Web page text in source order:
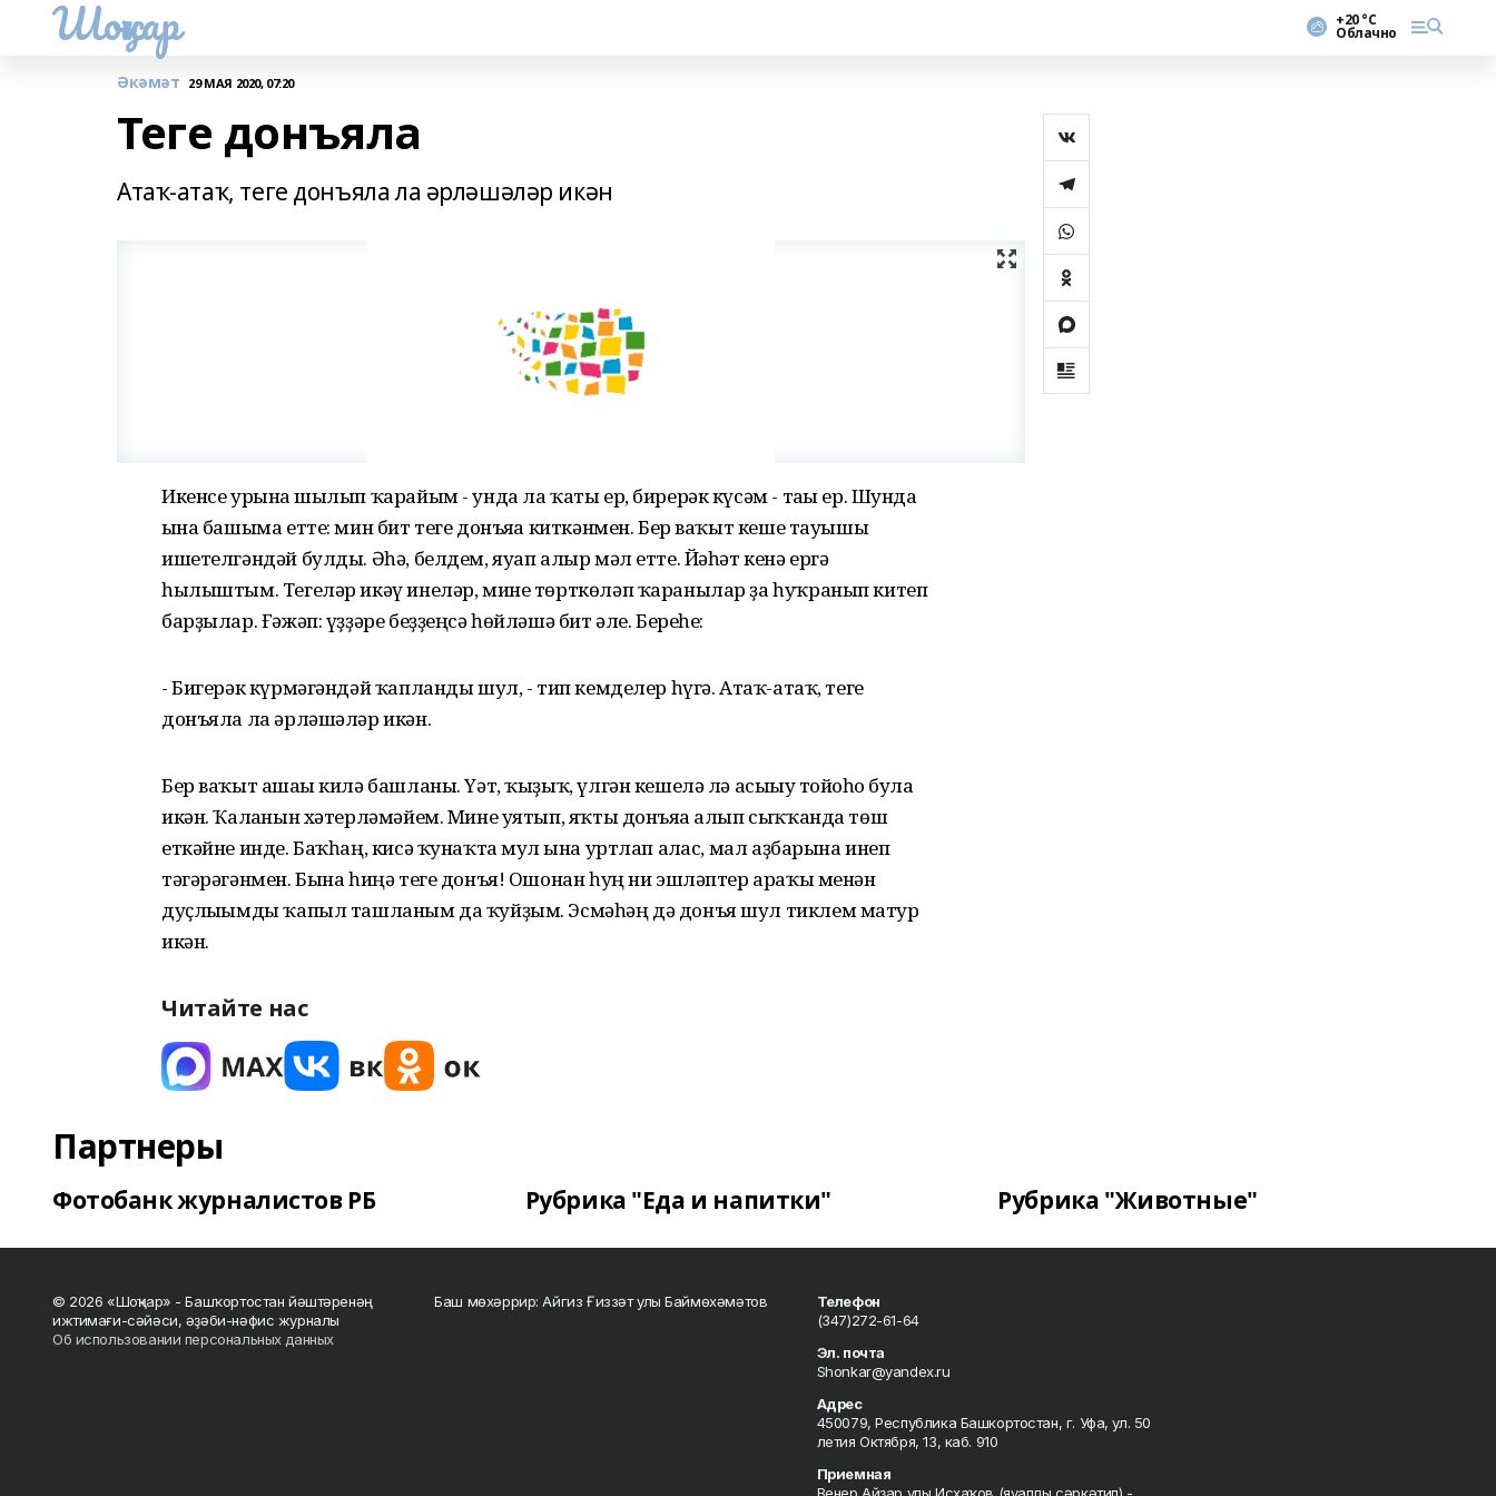
Шоңҡар +20 °С
Облачно
Әкәмәт 29 МАЯ 2020, 07:20
Теге донъяла
Атаҡ-атаҡ, теге донъяла ла әрләшәләр икән
Икенсе урынға шылып ҡарайым - унда ла ҡаты ер, бирерәк күсәм - тағы ер. Шунда
ғына башыма етте: мин бит теге донъяға киткәнмен. Бер ваҡыт кеше тауышы
ишетелгәндәй булды. Әһә, белдем, яуап алыр мәл етте. Йәһәт кенә ергә
һылыштым. Тегеләр икәү инеләр, мине төрткөләп ҡаранылар ҙа һуҡранып китеп
барҙылар. Ғәжәп: үҙҙәре беҙҙеңсә һөйләшә бит әле. Береһе:
- Бигерәк күрмәгәндәй ҡапланды шул, - тип кемделер һүгә. Атаҡ-атаҡ, теге
донъяла ла әрләшәләр икән.
Бер ваҡыт ашағы килә башланы. Үәт, ҡыҙыҡ, үлгән кешелә лә асығыу тойғоһо була
икән. Ҡалғанын хәтерләмәйем. Мине уятып, яҡты донъяға алып сыҡҡанда төш
еткәйне инде. Баҡһаң, кисә ҡунаҡта мул ғына уртлап алғас, мал аҙбарына инеп
тәгәрәгәнмен. Бына һиңә теге донъя! Ошонан һуң ни эшләптер араҡы менән
дуҫлығымды ҡапыл ташланым да ҡуйҙым. Эсмәһәң дә донъя шул тиклем матур
икән.
Читайте нас
Партнеры
Фотобанк журналистов РБ Рубрика "Еда и напитки" Рубрика "Животные"
© 2026 «Шоңҡар» - Башҡортостан йәштәренәң
ижтимағи-сәйәси, әҙәби-нәфис журналы
Об использовании персональных данных
Баш мөхәррир: Айгиз Ғиззәт улы Баймөхәмәтов
Телефон
(347)272-61-64
Эл. почта
Shonkar@yandex.ru
Адрес
450079, Республика Башкортостан, г. Уфа, ул. 50
летия Октября, 13, каб. 910
Приемная